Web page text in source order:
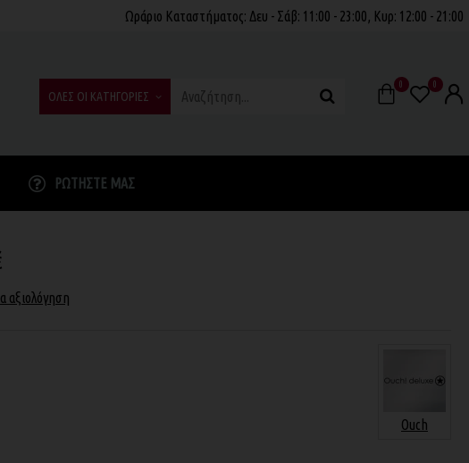
Ωράριο Καταστήματος: Δευ - Σάβ: 11:00 - 23:00, Κυρ: 12:00 - 21:00
0 0
ΟΛΕΣ ΟΙ ΚΑΤΗΓΟΡΙΕΣ
ΡΩΤΉΣΤΕ ΜΑΣ
αξιολόγηση
Ouch